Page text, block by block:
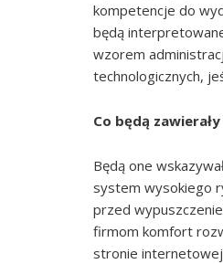
kompetencje do
będą
wzorem
technologicznych,
Co będą
Będą one
system wysokiego
przed
firmom komfort
stronie